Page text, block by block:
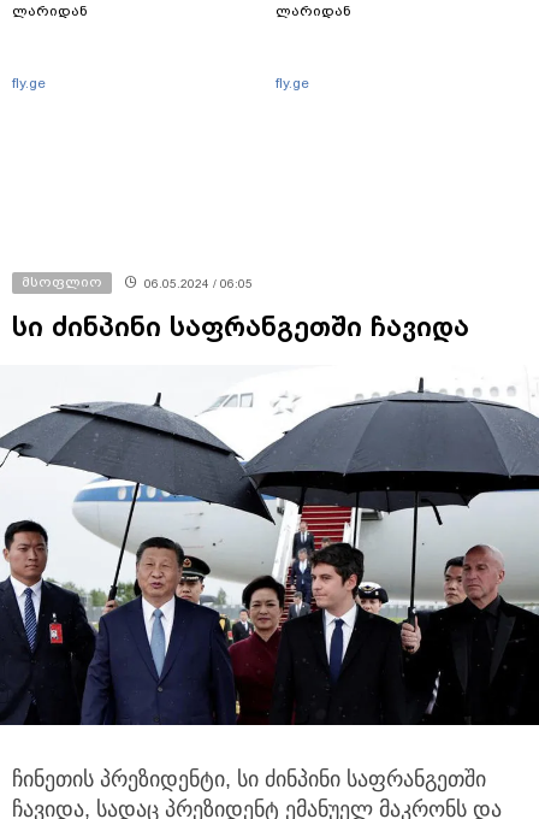
ლარიდან
fly.ge
ლარიდან
fly.ge
მსოფლიო 06.05.2024 / 06:05
სი ძინპინი საფრანგეთში ჩავიდა
ჩინეთის პრეზიდენტი, სი ძინპინი საფრანგეთში
ჩავიდა, სადაც პრეზიდენტ ემანუელ მაკრონს და